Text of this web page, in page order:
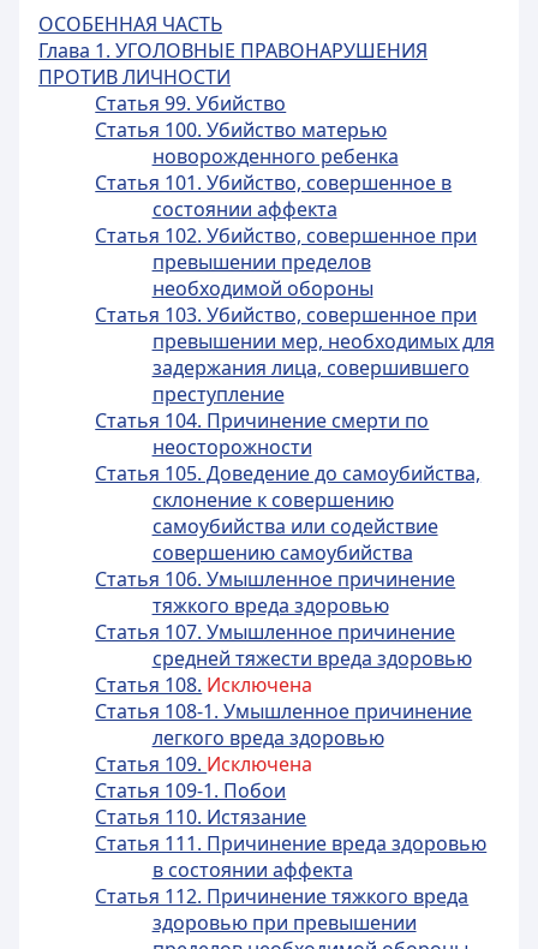
ОСОБЕННАЯ ЧАСТЬ
Глава 1. УГОЛОВНЫЕ ПРАВОНАРУШЕНИЯ
ПРОТИВ ЛИЧНОСТИ
Статья 99. Убийство
Статья 100. Убийство матерью
новорожденного ребенка
Статья 101. Убийство, совершенное в
состоянии аффекта
Статья 102. Убийство, совершенное при
превышении пределов
необходимой обороны
Статья 103. Убийство, совершенное при
превышении мер, необходимых для
задержания лица, совершившего
преступление
Статья 104. Причинение смерти по
неосторожности
Статья 105. Доведение до самоубийства,
склонение к совершению
самоубийства или содействие
совершению самоубийства
Статья 106. Умышленное причинение
тяжкого вреда здоровью
Статья 107. Умышленное причинение
средней тяжести вреда здоровью
Статья 108. Исключена
Статья 108-1. Умышленное причинение
легкого вреда здоровью
Статья 109. Исключена
Статья 109-1. Побои
Статья 110. Истязание
Статья 111. Причинение вреда здоровью
в состоянии аффекта
Статья 112. Причинение тяжкого вреда
здоровью при превышении